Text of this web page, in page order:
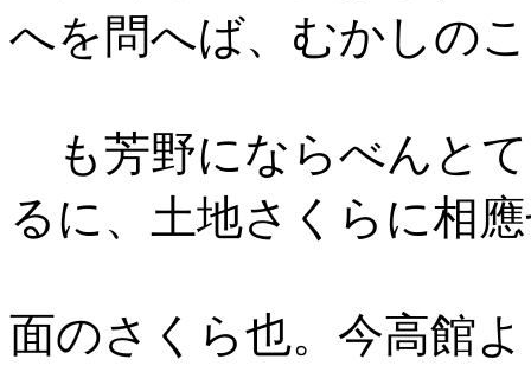
へを問へば、むか しの
ゝも芳野にならべんと
るに、土地さくらに相
面のさくら也。今高館